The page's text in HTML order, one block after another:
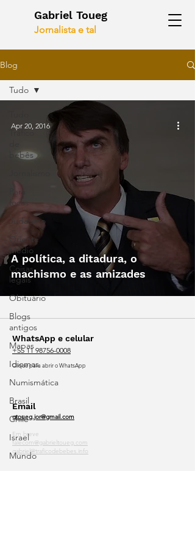
Gabriel Toueg
Jornalista e tal
Blog
Tráfico
bebês
Para
focas
Judaísmo
Oriente
Médio
Coisas
legais
Obituário
Blogs
antigos
Mapas
Idiomas
Numismática
Brasil
Chile
Israel
Mundo
Tudo
A política, a ditadura, o
machismo e as amizades
Apr 20, 2016
WhatsApp e celular
+55 11 98756-0008
Clique para abrir o WhatsApp
Email
gtoueg.jor@gmail.com
Em breve
falecom@gabrieltoueg.com
gabriel@traficodebebes.info